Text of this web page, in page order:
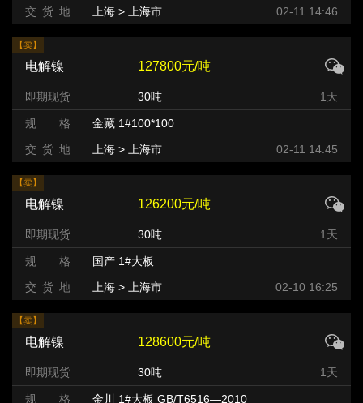
交 货 地
上海 > 上海市 02-11 14:46
【卖】
电解镍 127800元/吨
即期现货 30吨 1天
规 格
金藏 1#100*100
交 货 地
上海 > 上海市 02-11 14:45
【卖】
电解镍 126200元/吨
即期现货 30吨 1天
规 格
国产 1#大板
交 货 地
上海 > 上海市 02-10 16:25
【卖】
电解镍 128600元/吨
即期现货 30吨 1天
规 格
金川 1#大板 GB/T6516—2010